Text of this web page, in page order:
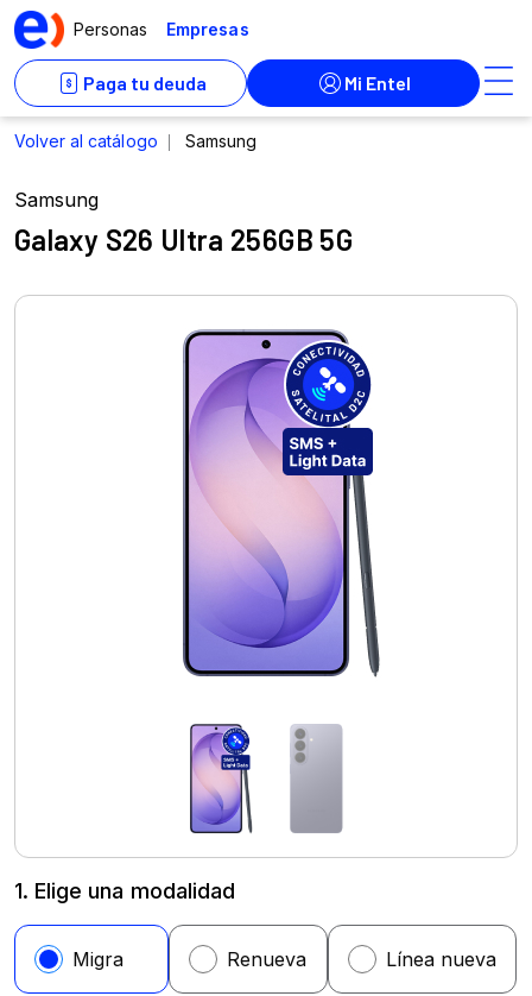
Samsung
Galaxy S26 Ultra 256GB 5G
1. Elige una modalidad